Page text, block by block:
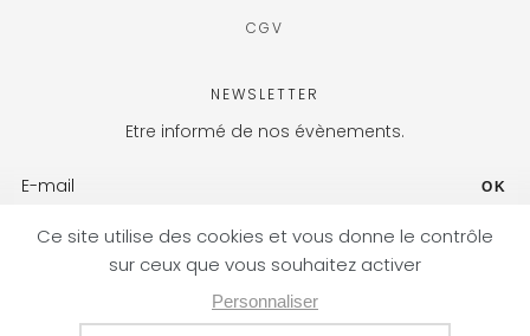
CGV
NEWSLETTER
Etre informé de nos évènements.
OK
FR (EUR) / FR